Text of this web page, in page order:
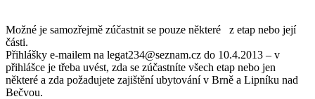
Možné je samozřejmě zúčastnit se pouze některé z etap nebo její
části.
Přihlášky e-mailem na legat234@seznam.cz do 10.4.2013 – v
přihlášce je třeba uvést, zda se zúčastníte všech etap nebo jen
některé a zda požadujete zajištění ubytování v Brně a Lipníku nad
Bečvou.